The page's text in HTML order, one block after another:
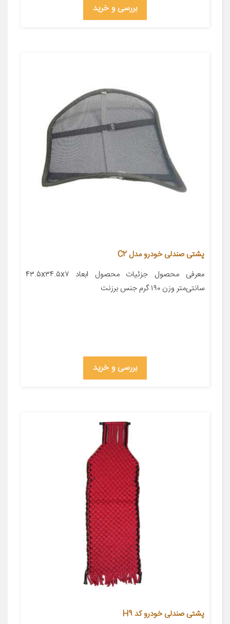
بررسی و خرید
پشتی صندلی خودرو مدل C2
معرفی محصول جزئیات محصول ابعاد ۴۳.۵x۳۴.۵x۷
سانتی‌متر وزن ۱۹۰ گرم جنس برزنت
بررسی و خرید
پشتی صندلی خودرو کد H9